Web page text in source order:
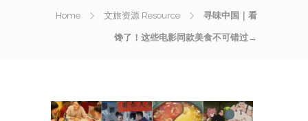
Home 文旅资源 Resource 寻味中国｜看
馋了！这些电影同款美食不可错过→